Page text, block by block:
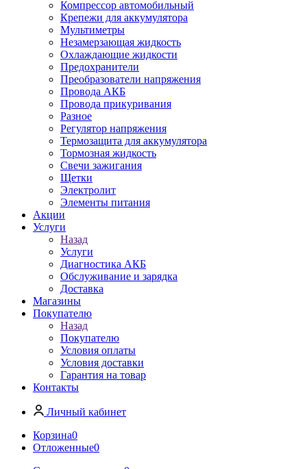
Компрессор автомобильный
Крепежи для аккумулятора
Мультиметры
Незамерзающая жидкость
Охлаждающие жидкости
Предохранители
Преобразователи напряжения
Провода АКБ
Провода прикуривания
Разное
Регулятор напряжения
Термозащита для аккумулятора
Тормозная жидкость
Свечи зажигания
Щетки
Электролит
Элементы питания
Акции
Услуги
Назад
Услуги
Диагностика АКБ
Обслуживание и зарядка
Доставка
Магазины
Покупателю
Назад
Покупателю
Условия оплаты
Условия доставки
Гарантия на товар
Контакты
Личный кабинет
Корзина0
Отложенные0